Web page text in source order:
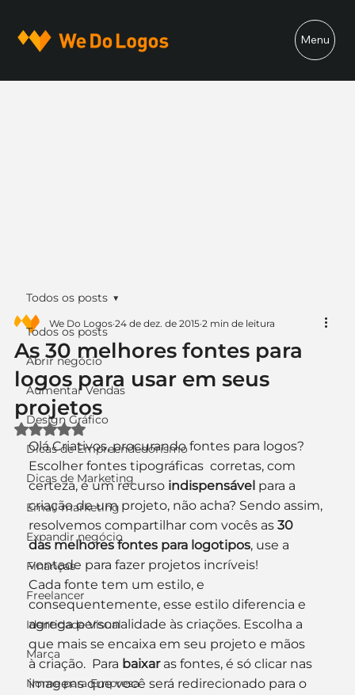
Menu
Todos os posts
Abrir negócio
Aumentar Vendas
Design Gráfico
Dicas de Empreendedorismo
Dicas de Marketing
Email marketing
Expandir negócio
Finanças
Freelancer
Identidade Visual
Marca
Nome para Empresa
Todos os posts
As 30 melhores fontes para
logos para usar em seus
projetos
We Do Logos 24 de dez. de 2015 2 min de leitura
Avaliado com NaN de 5 estrelas.
Olá Criativos, procurando fontes para logos?
Escolher fontes tipográficas  corretas, com
certeza, é um recurso indispensável para a
criação de um projeto, não acha? Sendo assim,
resolvemos compartilhar com vocês as 30
das melhores fontes para logotipos, use a
vontade para fazer projetos incríveis!
Cada fonte tem um estilo, e
consequentemente, esse estilo diferencia e
agrega personalidade às criações. Escolha a
que mais se encaixa em seu projeto e mãos
à criação.  Para baixar as fontes, é só clicar nas
imagens que você será redirecionado para o